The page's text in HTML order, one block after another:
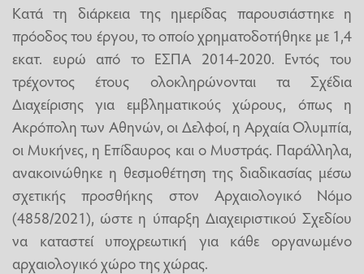
Κατά τη διάρκεια της ημερίδας παρουσιάστηκε η
πρόοδος του έργου, το οποίο χρηματοδοτήθηκε με 1,4
εκατ. ευρώ από το ΕΣΠΑ 2014-2020. Εντός του
τρέχοντος έτους ολοκληρώνονται τα Σχέδια
Διαχείρισης για εμβληματικούς χώρους, όπως η
Ακρόπολη των Αθηνών, οι Δελφοί, η Αρχαία Ολυμπία,
οι Μυκήνες, η Επίδαυρος και ο Μυστράς. Παράλληλα,
ανακοινώθηκε η θεσμοθέτηση της διαδικασίας μέσω
σχετικής προσθήκης στον Αρχαιολογικό Νόμο
(4858/2021), ώστε η ύπαρξη Διαχειριστικού Σχεδίου
να καταστεί υποχρεωτική για κάθε οργανωμένο
αρχαιολογικό χώρο της χώρας.